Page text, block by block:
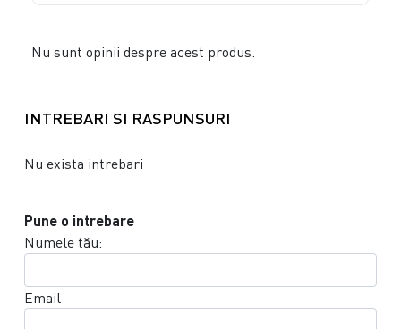
Nu sunt opinii despre acest produs.
INTREBARI SI RASPUNSURI
Nu exista intrebari
Pune o intrebare
Numele tău:
Email